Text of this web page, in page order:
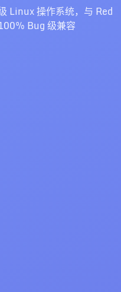
Linux 操作系统，与 Red
Bug 级兼容